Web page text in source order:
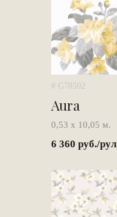
# G78502
Aura
0,53 х 10,05 м.
6 360 руб./рул